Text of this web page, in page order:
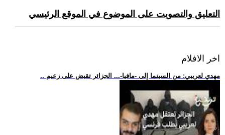
التعليق والتصويت على الموضوع في الموقع الرئيسي
اخر الافلام
.. مهدي لعريبي: من السينما إلى -مافيا-... الجزائر تقبض على زعيم